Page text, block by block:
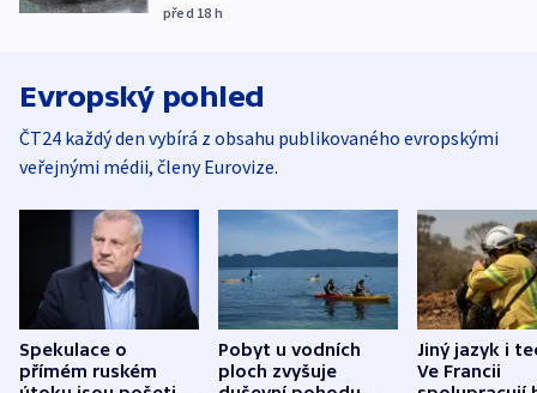
před 18 h
Evropský pohled
ČT24 každý den vybírá z obsahu publikovaného evropskými
veřejnými médii, členy Eurovize.
Spekulace o
přímém ruském
Pobyt u vodních
ploch zvyšuje
Jiný jazyk i
Ve Francii